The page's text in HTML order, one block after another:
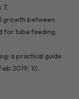
7.
growth between
for tube feeding.
a practical guide
2019; 10.